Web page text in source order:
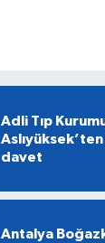
Adli Tıp
davet
Antalya